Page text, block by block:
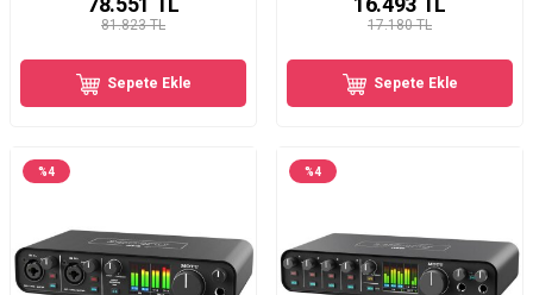
81.823 TL
Sepete Ekle
17.180 TL
Sepete Ekle
%4 %4